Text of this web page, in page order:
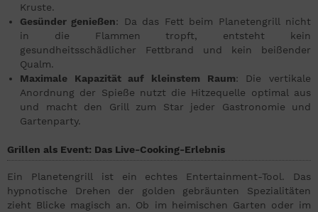
Kruste.
Gesünder genießen: Da das Fett beim Planetengrill nicht
in die Flammen tropft, entsteht kein
gesundheitsschädlicher Fettbrand und kein beißender
Qualm.
Maximale Kapazität auf kleinstem Raum: Die vertikale
Anordnung der Spieße nutzt die Hitzequelle optimal aus
und macht den Grill zum Star jeder Gastronomie und
Gartenparty.
Grillen als Event: Das Live-Cooking-Erlebnis
Ein Planetengrill ist ein echtes Entertainment-Tool. Das
hypnotische Drehen der golden gebräunten Spezialitäten
zieht Blicke magisch an. Ob im heimischen Garten oder im